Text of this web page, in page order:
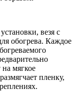
везя с
обогрева. Каждое
мягкое
пленку,